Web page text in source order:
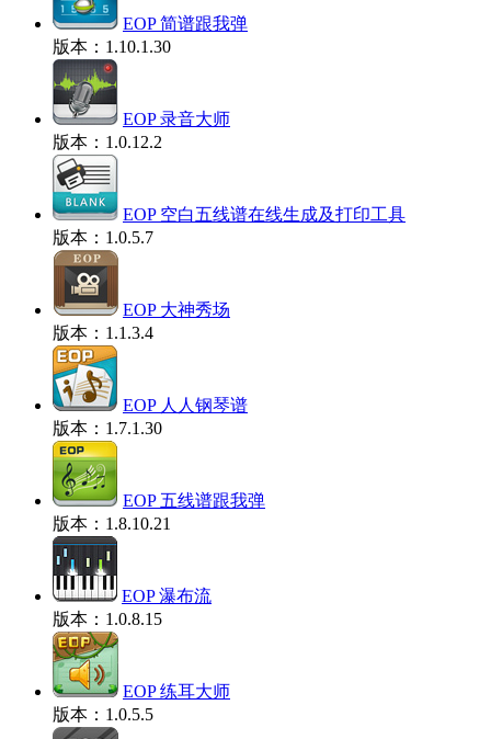
EOP 简谱跟我弹
版本：1.10.1.30
EOP 录音大师
版本：1.0.12.2
EOP 空白五线谱在线生成及打印工具
版本：1.0.5.7
EOP 大神秀场
版本：1.1.3.4
EOP 人人钢琴谱
版本：1.7.1.30
EOP 五线谱跟我弹
版本：1.8.10.21
EOP 瀑布流
版本：1.0.8.15
EOP 练耳大师
版本：1.0.5.5